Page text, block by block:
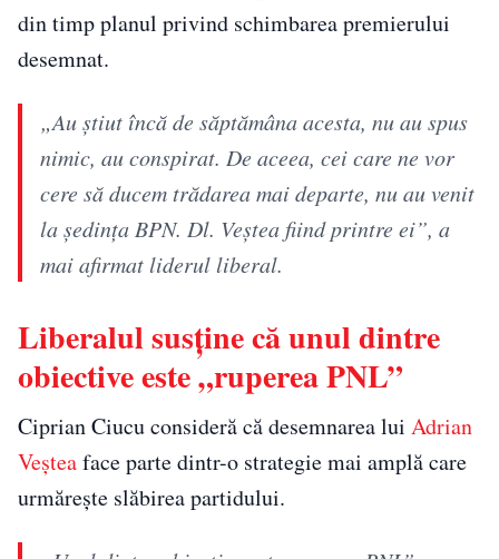
din timp planul privind schimbarea premierului
desemnat.
„Au ştiut încă de săptămâna acesta, nu au spus
nimic, au conspirat. De aceea, cei care ne vor
cere să ducem trădarea mai departe, nu au venit
la şedinţa BPN. Dl. Veştea fiind printre ei”, a
mai afirmat liderul liberal.
Liberalul susține că unul dintre
obiective este „ruperea PNL”
Ciprian Ciucu consideră că desemnarea lui Adrian
Veșteaface parte dintr-o strategie mai amplă care
urmărește slăbirea partidului.